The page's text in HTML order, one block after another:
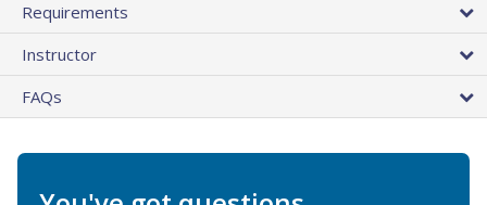
Requirements
Instructor
FAQs